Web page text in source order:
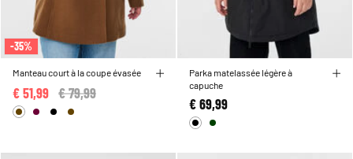
-35%
Manteau court à la coupe évasée
Price reduced from
€ 79,99
€ 51,99
Parka matelassée légère à
capuche
€ 69,99